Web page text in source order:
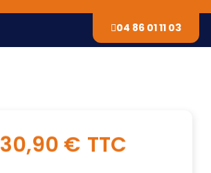
04 86 01 11 03
30,90 € TTC